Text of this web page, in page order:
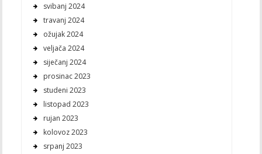
svibanj 2024
travanj 2024
ožujak 2024
veljača 2024
siječanj 2024
prosinac 2023
studeni 2023
listopad 2023
rujan 2023
kolovoz 2023
srpanj 2023